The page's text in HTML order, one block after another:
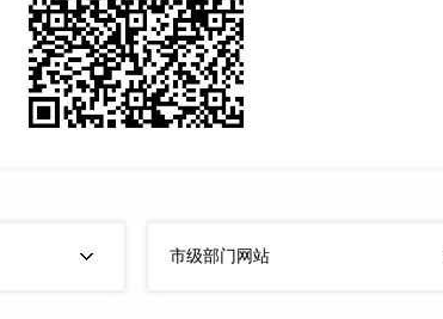
市级部门网站